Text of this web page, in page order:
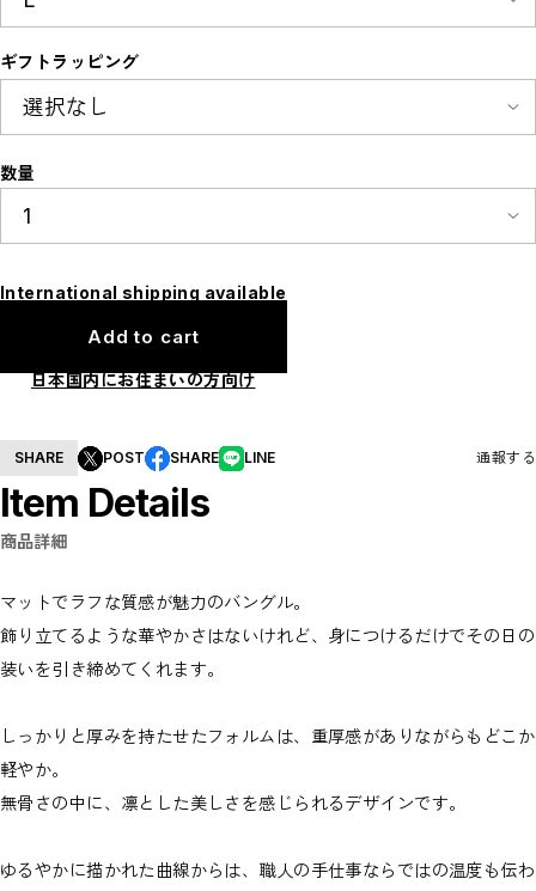
ギフトラッピング
数量
International shipping available
Add to cart
日本国内にお住まいの方向け
SHARE POST SHARE LINE 通報する
Item Details
商品詳細
マットでラフな質感が魅力のバングル。
飾り立てるような華やかさはないけれど、身につけるだけでその日の
装いを引き締めてくれます。
しっかりと厚みを持たせたフォルムは、重厚感がありながらもどこか
軽やか。
無骨さの中に、凛とした美しさを感じられるデザインです。
ゆるやかに描かれた曲線からは、職人の手仕事ならではの温度も伝わ